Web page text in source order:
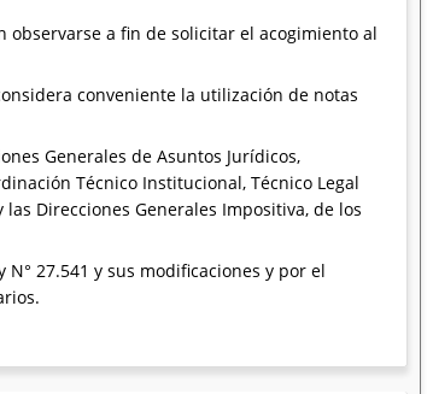
a fin de solicitar el acogimiento al
conveniente la utilización de notas
Generales de Asuntos Jurídicos,
Técnico Institucional, Técnico Legal
Direcciones Generales Impositiva, de los
27.541 y sus modificaciones y por el